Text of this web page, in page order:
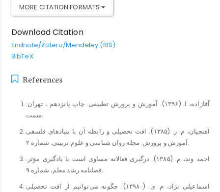
MORE CITATION FORMATS
Download Citation
Endnote/Zotero/Mendeley (RIS)
BibTeX
References
آقازاده، ا. (۱۳۹۶). آموزش و پرورش تطبیقی. چاپ پانزدهم ، تهران:
سمت.
آهنچیان، م. ر. (۱۳۸۵). افت تحصیلی و رابطه آن با بنیادهای فلسفی
آموزش و پرورش. مجله روان شناسی و علوم تربیتی. شماره ۲.
احمد وند، م. (۱۳۸۵). درگیری فعالانه مساوی است با یادگیری مؤثر.
فصلنامه رشد معلم، شماره ۹.
اسماعیلی نژاد، م. ی. ( ۱۳۹۸). چگونه می‌توانیم از افت تحصیلی